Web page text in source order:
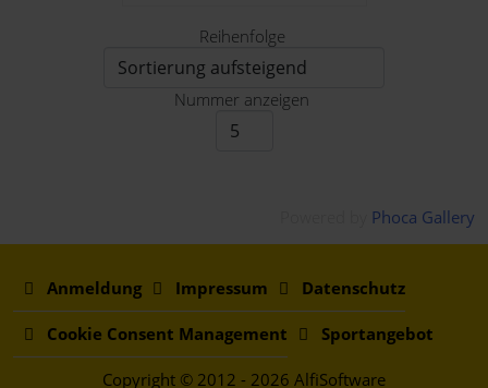
Reihenfolge
Nummer anzeigen
Phoca Gallery
Anmeldung Impressum Datenschutz
Cookie Consent Management Sportangebot
Copyright © 2012 - 2026 AlfiSoftware